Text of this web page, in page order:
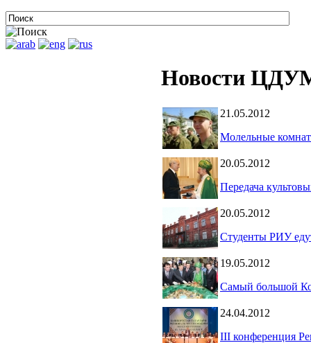
Новости
21.05.2012
Молельные
20.05.2012
Передача
20.05.2012
Студенты РИУ
19.05.2012
Самый большой
24.04.2012
III конференция